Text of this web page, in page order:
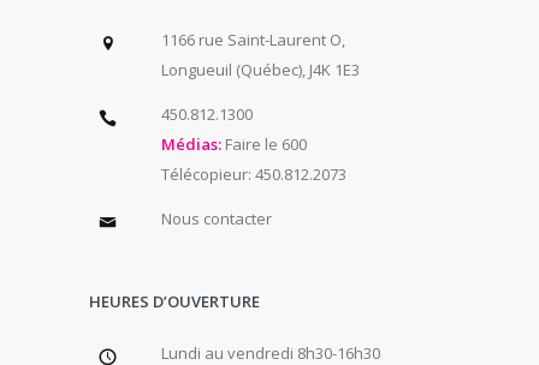
1166 rue Saint-Laurent O,
Longueuil (Québec), J4K 1E3
450.812.1300
Médias: Faire le 600
Télécopieur: 450.812.2073
Nous contacter
HEURES D’OUVERTURE
Lundi au vendredi 8h30-16h30